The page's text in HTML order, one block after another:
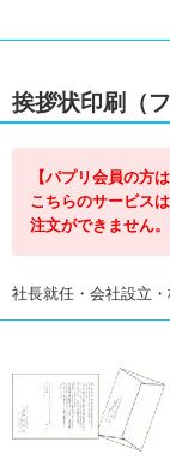
挨拶状印刷（
【パプリ会員の方
こちらのサービス
注文ができません
社長就任・会社設立